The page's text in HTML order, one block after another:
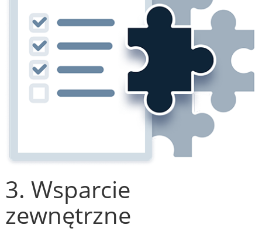
3. Wsparcie
zewnętrzne